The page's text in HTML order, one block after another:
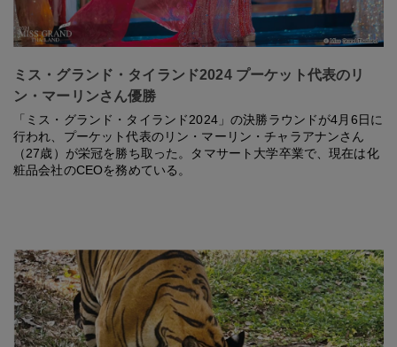
ミス・グランド・タイランド2024 プーケット代表のリ
ン・マーリンさん優勝
「ミス・グランド・タイランド2024」の決勝ラウンドが4月6日に
行われ、プーケット代表のリン・マーリン・チャラアナンさん
（27歳）が栄冠を勝ち取った。タマサート大学卒業で、現在は化
粧品会社のCEOを務めている。